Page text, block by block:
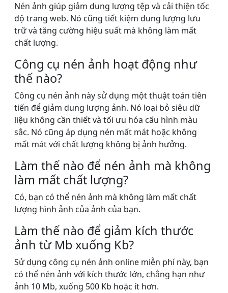
Nén ảnh giúp giảm dung lượng tệp và cải thiện tốc
độ trang web. Nó cũng tiết kiệm dung lượng lưu
trữ và tăng cường hiệu suất mà không làm mất
chất lượng.
Công cụ nén ảnh hoạt động như
thế nào?
Công cụ nén ảnh này sử dụng một thuật toán tiên
tiến để giảm dung lượng ảnh. Nó loại bỏ siêu dữ
liệu không cần thiết và tối ưu hóa cấu hình màu
sắc. Nó cũng áp dụng nén mất mát hoặc không
mất mát với chất lượng không bị ảnh hưởng.
Làm thế nào để nén ảnh mà không
làm mất chất lượng?
Có, bạn có thể nén ảnh mà không làm mất chất
lượng hình ảnh của ảnh của bạn.
Làm thế nào để giảm kích thước
ảnh từ Mb xuống Kb?
Sử dụng công cụ nén ảnh online miễn phí này, bạn
có thể nén ảnh với kích thước lớn, chẳng hạn như
ảnh 10 Mb, xuống 500 Kb hoặc ít hơn.